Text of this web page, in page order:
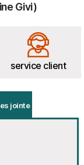
Givi)
service client
jointe